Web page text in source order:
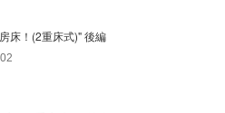
床！(2重床式)" 後編